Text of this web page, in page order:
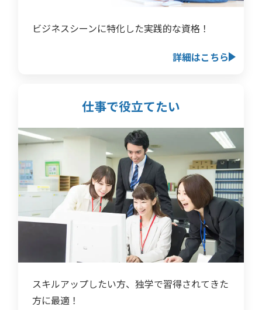
ビジネスシーンに特化した実践的な資格！
詳細はこちら
仕事で役立てたい
スキルアップしたい方、独学で習得されてきた
方に最適！